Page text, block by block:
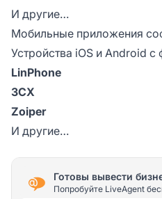
И другие…
Мобильные приложения
Устройства iOS и Android
LinPhone
3CX
Zoiper
И другие…
Готовы вывести
Попробуйте LiveAgent